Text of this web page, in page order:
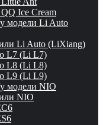
Ice Cream
модели Li Auto
Li Auto (LiXiang)
L7 (Li L7)
L8 (Li L8)
L9 (Li L9)
модели NIO
NIO